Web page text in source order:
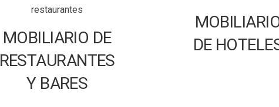
MOBILIARIO DE
RESTAURANTES
Y BARES
DE